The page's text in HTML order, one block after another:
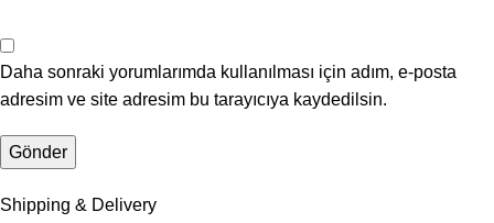
Daha sonraki yorumlarımda kullanılması için adım, e-posta
adresim ve site adresim bu tarayıcıya kaydedilsin.
Shipping & Delivery